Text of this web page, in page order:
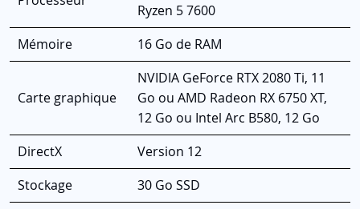
Ryzen 5 7600
Mémoire
16 Go de RAM
Carte graphique
NVIDIA GeForce RTX 2080 Ti, 11
Go ou AMD Radeon RX 6750 XT,
12 Go ou Intel Arc B580, 12 Go
DirectX
Version 12
Stockage
30 Go SSD